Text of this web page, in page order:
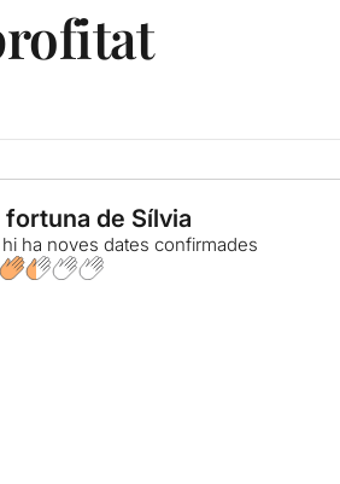
fortuna de Sílvia
ha noves dates confirmades